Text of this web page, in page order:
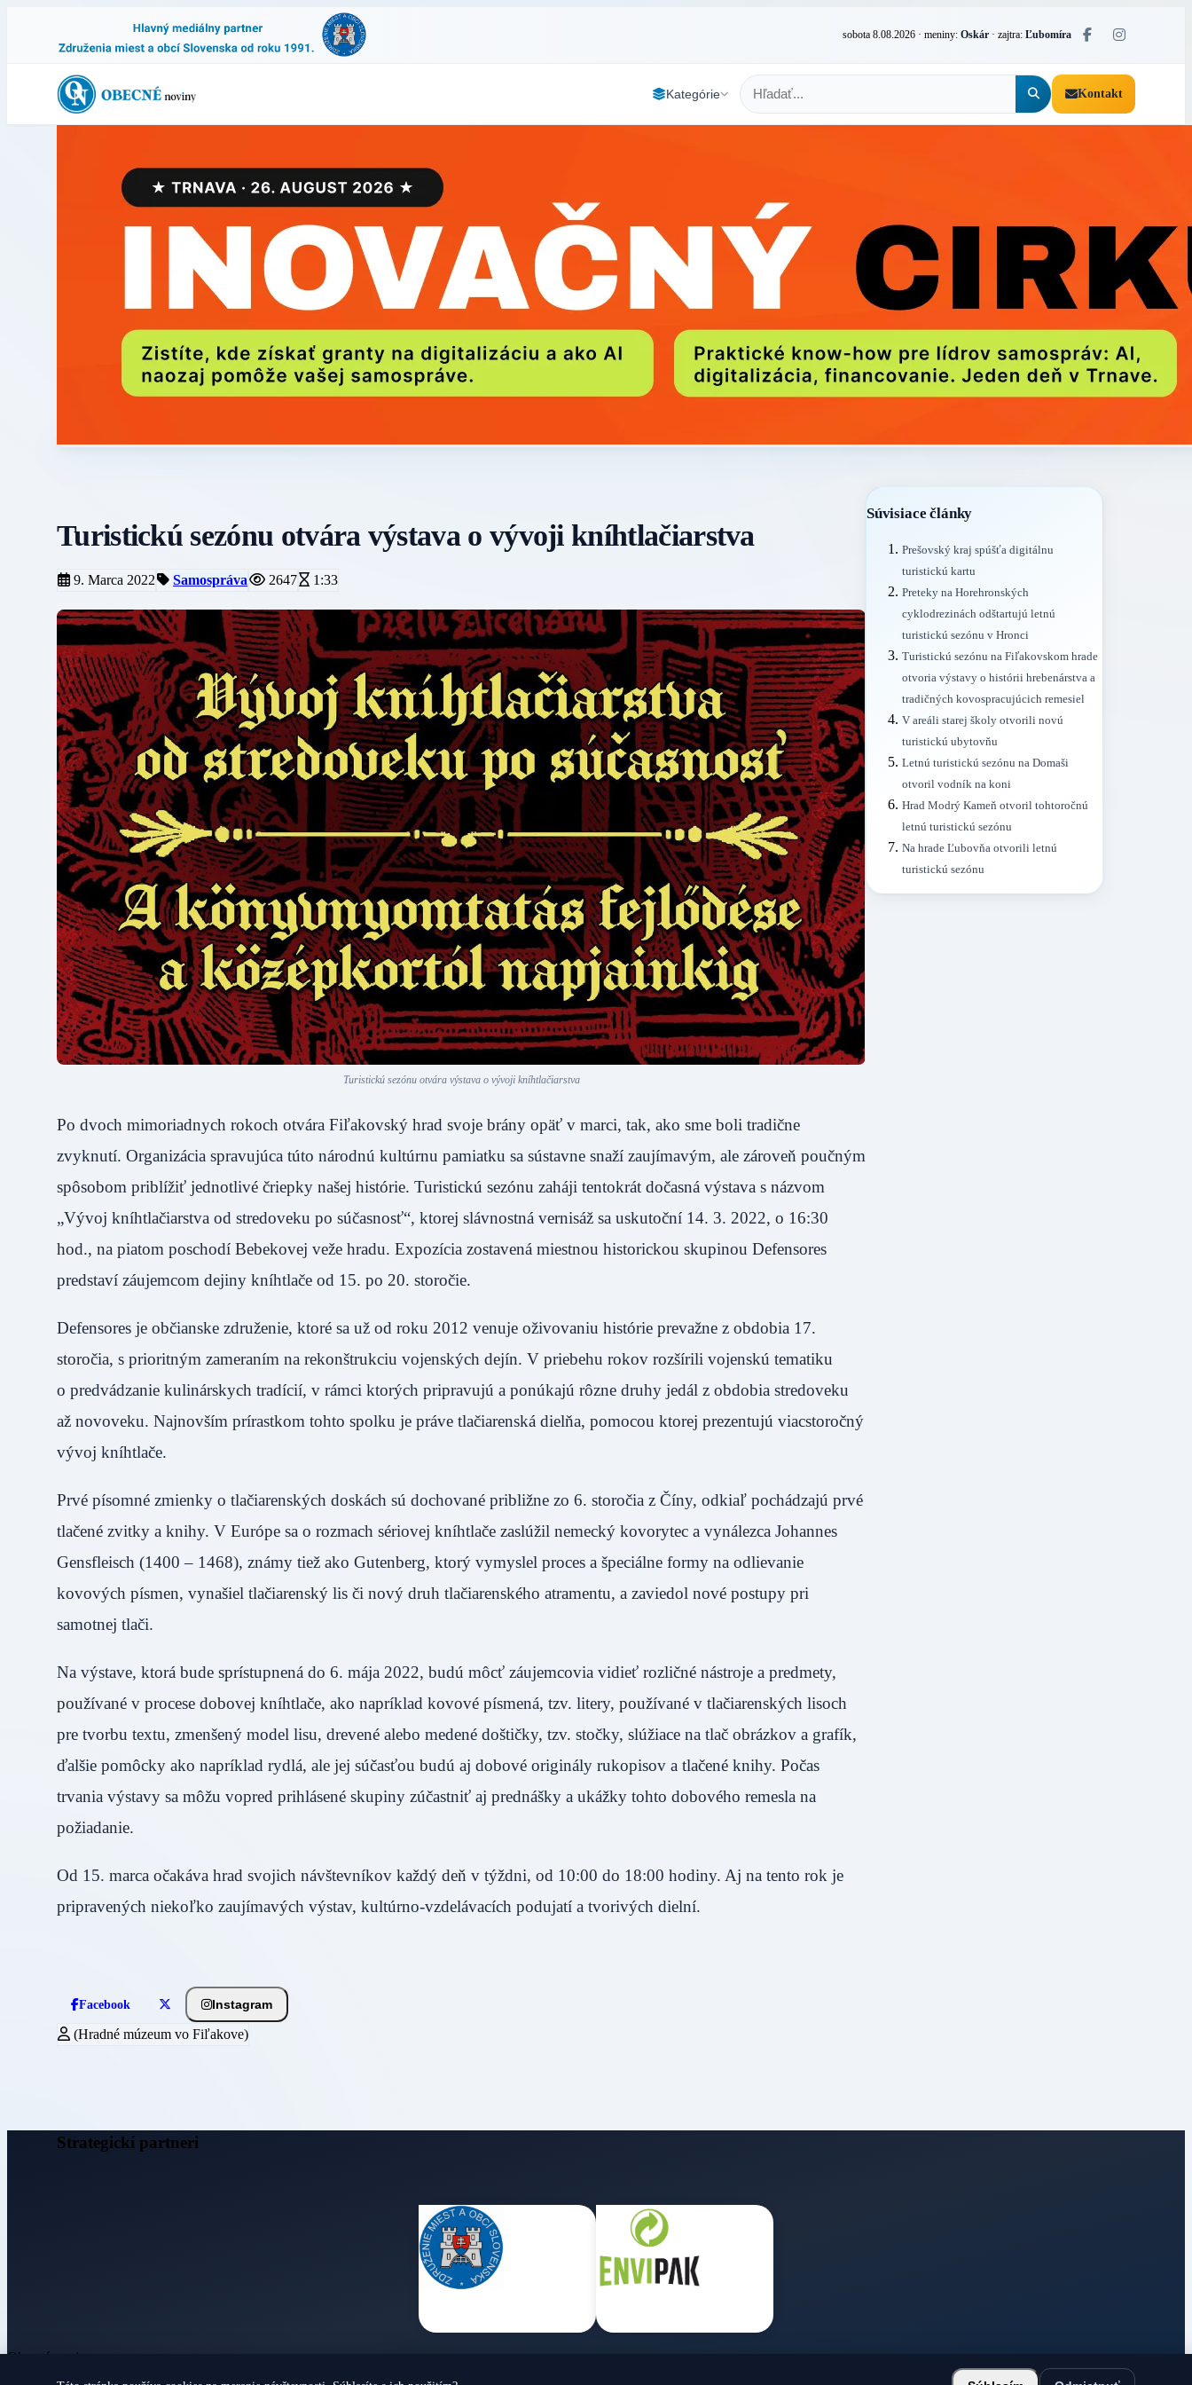
sobota 8.08.2026 · meniny: Oskár · zajtra: Ľubomíra
Kategórie Kontakt
Turistickú sezónu otvára výstava o vývoji kníhtlačiarstva
9. Marca 2022 Samospráva 2647 1:33
Turistickú sezónu otvára výstava o vývoji kníhtlačiarstva
Po dvoch mimoriadnych rokoch otvára Fiľakovský hrad svoje brány opäť v marci, tak, ako sme boli tradične
zvyknutí. Organizácia spravujúca túto národnú kultúrnu pamiatku sa sústavne snaží zaujímavým, ale zároveň poučným
spôsobom priblížiť jednotlivé čriepky našej histórie. Turistickú sezónu zaháji tentokrát dočasná výstava s názvom
„Vývoj kníhtlačiarstva od stredoveku po súčasnosť“, ktorej slávnostná vernisáž sa uskutoční 14. 3. 2022, o 16:30
hod., na piatom poschodí Bebekovej veže hradu. Expozícia zostavená miestnou historickou skupinou Defensores
predstaví záujemcom dejiny kníhtlače od 15. po 20. storočie.
Defensores je občianske združenie, ktoré sa už od roku 2012 venuje oživovaniu histórie prevažne z obdobia 17.
storočia, s prioritným zameraním na rekonštrukciu vojenských dejín. V priebehu rokov rozšírili vojenskú tematiku
o predvádzanie kulinárskych tradícií, v rámci ktorých pripravujú a ponúkajú rôzne druhy jedál z obdobia stredoveku
až novoveku. Najnovším prírastkom tohto spolku je práve tlačiarenská dielňa, pomocou ktorej prezentujú viacstoročný
vývoj kníhtlače.
Prvé písomné zmienky o tlačiarenských doskách sú dochované približne zo 6. storočia z Číny, odkiaľ pochádzajú prvé
tlačené zvitky a knihy. V Európe sa o rozmach sériovej kníhtlače zaslúžil nemecký kovorytec a vynálezca Johannes
Gensfleisch (1400 – 1468), známy tiež ako Gutenberg, ktorý vymyslel proces a špeciálne formy na odlievanie
kovových písmen, vynašiel tlačiarenský lis či nový druh tlačiarenského atramentu, a zaviedol nové postupy pri
samotnej tlači.
Na výstave, ktorá bude sprístupnená do 6. mája 2022, budú môcť záujemcovia vidieť rozličné nástroje a predmety,
používané v procese dobovej kníhtlače, ako napríklad kovové písmená, tzv. litery, používané v tlačiarenských lisoch
pre tvorbu textu, zmenšený model lisu, drevené alebo medené doštičky, tzv. stočky, slúžiace na tlač obrázkov a grafík,
ďalšie pomôcky ako napríklad rydlá, ale jej súčasťou budú aj dobové originály rukopisov a tlačené knihy. Počas
trvania výstavy sa môžu vopred prihlásené skupiny zúčastniť aj prednášky a ukážky tohto dobového remesla na
požiadanie.
Od 15. marca očakáva hrad svojich návštevníkov každý deň v týždni, od 10:00 do 18:00 hodiny. Aj na tento rok je
pripravených niekoľko zaujímavých výstav, kultúrno-vzdelávacích podujatí a tvorivých dielní.
Facebook Instagram
(Hradné múzeum vo Fiľakove)
Súvisiace články
Prešovský kraj spúšťa digitálnu
turistickú kartu
Preteky na Horehronských
cyklodrezinách odštartujú letnú
turistickú sezónu v Hronci
Turistickú sezónu na Fiľakovskom hrade
otvoria výstavy o histórii hrebenárstva a
tradičných kovospracujúcich remesiel
V areáli starej školy otvorili novú
turistickú ubytovňu
Letnú turistickú sezónu na Domaši
otvoril vodník na koni
Hrad Modrý Kameň otvoril tohtoročnú
letnú turistickú sezónu
Na hrade Ľubovňa otvorili letnú
turistickú sezónu
Strategickí partneri
Obecné noviny